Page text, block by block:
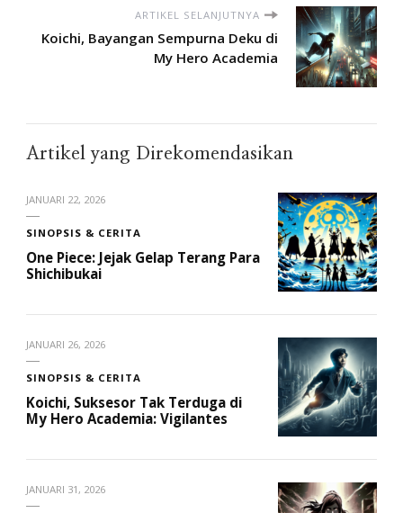
ARTIKEL SELANJUTNYA
Koichi, Bayangan Sempurna Deku di
My Hero Academia
Artikel yang Direkomendasikan
JANUARI 22, 2026
SINOPSIS & CERITA
One Piece: Jejak Gelap Terang Para
Shichibukai
JANUARI 26, 2026
SINOPSIS & CERITA
Koichi, Suksesor Tak Terduga di
My Hero Academia: Vigilantes
JANUARI 31, 2026